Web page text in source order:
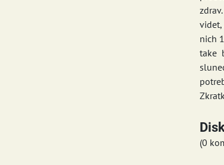
videt,
nich
take
(0